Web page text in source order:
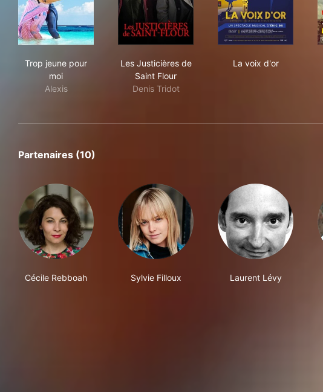
Trop jeune pour
moi
Alexis
Les Justicières de
Saint Flour
Denis Tridot
La voix d'or
Partenaires (10)
Cécile Rebboah Sylvie Filloux Laurent Lévy